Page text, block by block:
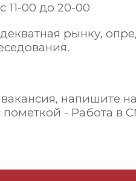
11-00 до 20-00
рынку,
напишите
- Работа в